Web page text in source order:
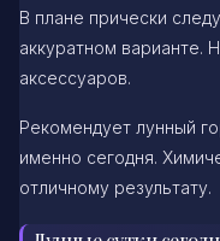
В плане прически
аккуратном варианте.
аксессуаров.
Рекомендует лунный
именно сегодня.
отличному результату.